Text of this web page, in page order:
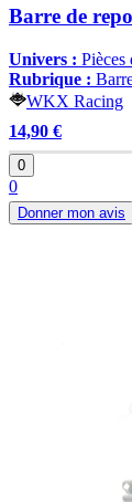
Barre de
Univers : Pièces
Rubrique :
WKX Racing
14,90 €
0
0
Donner mon avis